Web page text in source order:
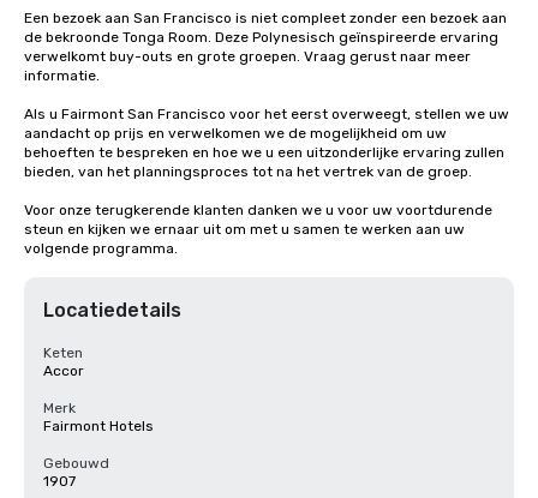
Een bezoek aan San Francisco is niet compleet zonder een bezoek aan
de bekroonde Tonga Room. Deze Polynesisch geïnspireerde ervaring
verwelkomt buy-outs en grote groepen. Vraag gerust naar meer
informatie.
Als u Fairmont San Francisco voor het eerst overweegt, stellen we uw
aandacht op prijs en verwelkomen we de mogelijkheid om uw
behoeften te bespreken en hoe we u een uitzonderlijke ervaring zullen
bieden, van het planningsproces tot na het vertrek van de groep.
Voor onze terugkerende klanten danken we u voor uw voortdurende
steun en kijken we ernaar uit om met u samen te werken aan uw
volgende programma.
Locatiedetails
Keten
Accor
Merk
Fairmont Hotels
Gebouwd
1907